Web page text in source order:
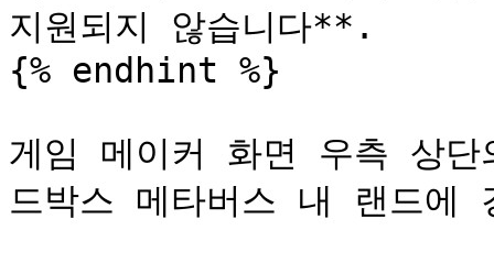
지원되지 않습니다**.
{% endhint %}
게임 메이커 화면 우측 상
드박스 메타버스 내 랜드에